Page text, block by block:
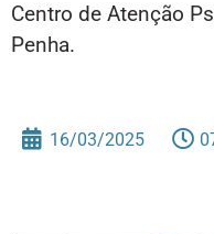
Centro de Atenção
Penha.
16/03/2025